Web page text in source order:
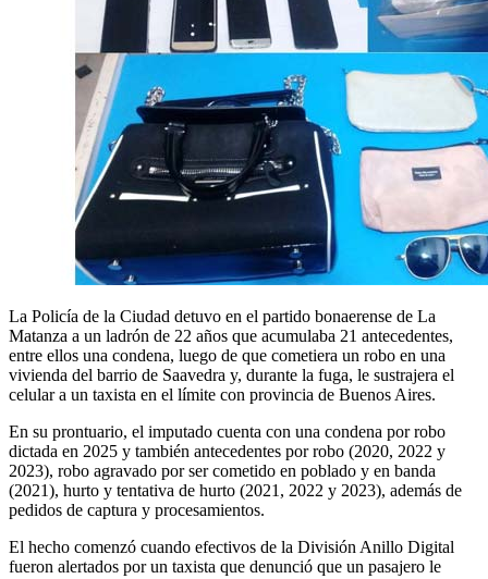
La Policía de la Ciudad detuvo en el partido bonaerense de La
Matanza a un ladrón de 22 años que acumulaba 21 antecedentes,
entre ellos una condena, luego de que cometiera un robo en una
vivienda del barrio de Saavedra y, durante la fuga, le sustrajera el
celular a un taxista en el límite con provincia de Buenos Aires.
En su prontuario, el imputado cuenta con una condena por robo
dictada en 2025 y también antecedentes por robo (2020, 2022 y
2023), robo agravado por ser cometido en poblado y en banda
(2021), hurto y tentativa de hurto (2021, 2022 y 2023), además de
pedidos de captura y procesamientos.
El hecho comenzó cuando efectivos de la División Anillo Digital
fueron alertados por un taxista que denunció que un pasajero le